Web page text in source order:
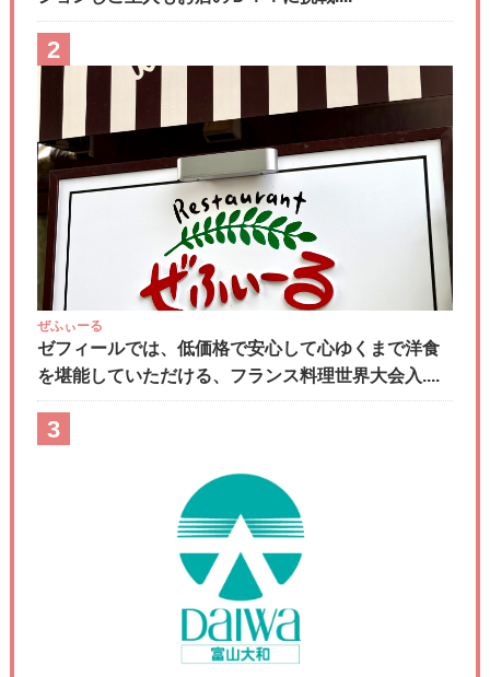
2
ぜふぃーる
ゼフィールでは、低価格で安心して心ゆくまで洋食
を堪能していただける、フランス料理世界大会入....
3